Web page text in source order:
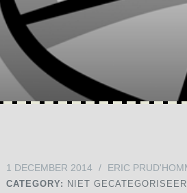
1 DECEMBER 2014 / ERIC
CATEGORY: NIET